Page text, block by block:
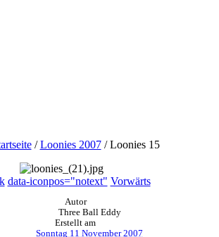
/Loonies 2007/Loonies 15
data-iconpos="notext" Vorwärts
Autor
Three Ball Eddy
Erstellt am
Sonntag 11 November 2007